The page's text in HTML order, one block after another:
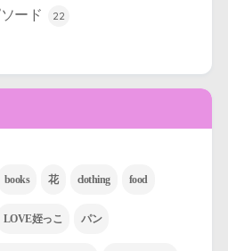
ード 22
books 花 clothing food
LOVE姪っこ パン